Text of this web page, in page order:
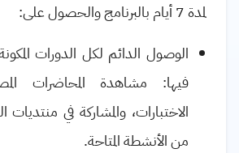
لمدة 7 أيام بالبرنامج والحصول على:
الوصول الدائم لكل الدورات
فيها: مشاهدة المحاضرات
الاختبارات، والمشاركة في منتديات
من الأنشطة المتاحة.